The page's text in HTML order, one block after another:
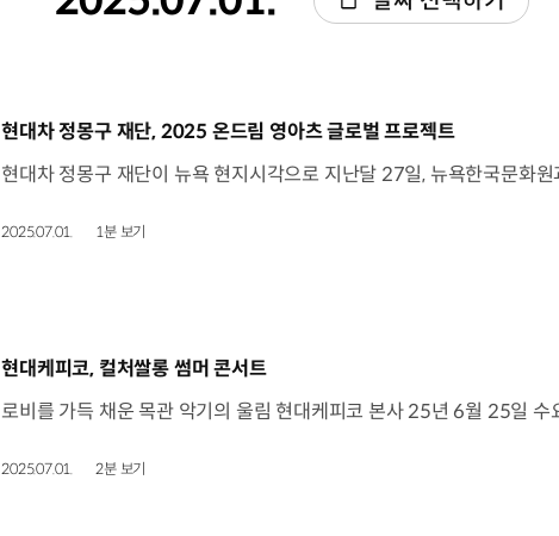
[동영상]
현대차 정몽구 재단, 2025 온드림 영아츠 글로벌 프로젝트
2025.07.01. 1분 보기
[동영상]
현대케피코, 컬처쌀롱 썸머 콘서트
2025.07.01. 2분 보기